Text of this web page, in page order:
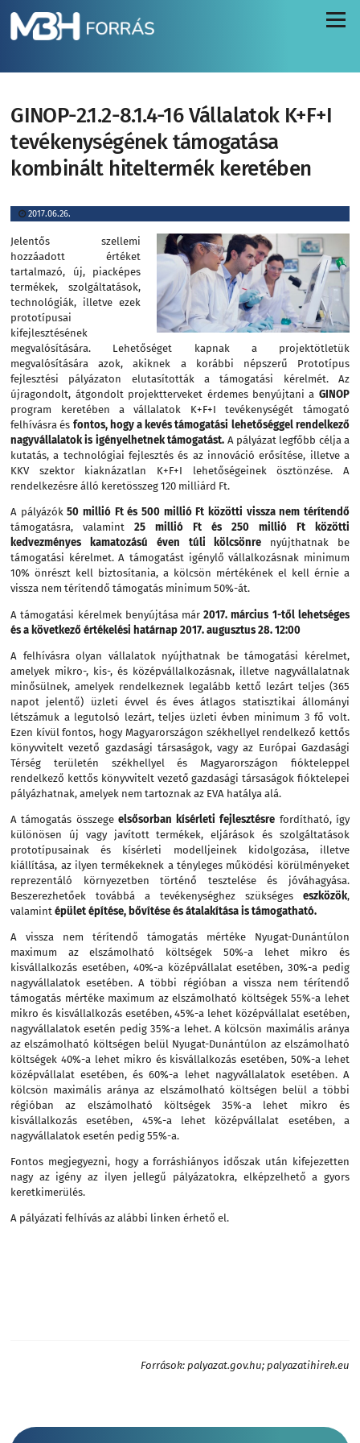
Menü
GINOP-2.1.2-8.1.4-16 Vállalatok K+F+I
tevékenységének támogatása
kombinált hiteltermék keretében
2017.06.26.
Jelentős szellemi
hozzáadott értéket
tartalmazó, új, piacképes
termékek, szolgáltatások,
technológiák, illetve ezek
prototípusai
kifejlesztésének
megvalósítására. Lehetőséget kapnak a projektötletük
megvalósítására azok, akiknek a korábbi népszerű Prototípus
fejlesztési pályázaton elutasították a támogatási kérelmét. Az
újragondolt, átgondolt projektterveket érdemes benyújtani a GINOP
program keretében a vállalatok K+F+I tevékenységét támogató
felhívásra és fontos, hogy a kevés támogatási lehetőséggel rendelkező
nagyvállalatok is igényelhetnek támogatást. A pályázat legfőbb célja a
kutatás, a technológiai fejlesztés és az innováció erősítése, illetve a
KKV szektor kiaknázatlan K+F+I lehetőségeinek ösztönzése. A
rendelkezésre álló keretösszeg 120 milliárd Ft.
A pályázók50 millió Ft és 500 millió Ft közötti vissza nem térítendő
támogatásra, valamint25 millió Ft és 250 millió Ft közötti
kedvezményes kamatozású éven túli kölcsönre nyújthatnak be
támogatási kérelmet. A támogatást igénylő vállalkozásnak minimum
10% önrészt kell biztosítania, a kölcsön mértékének el kell érnie a
vissza nem térítendő támogatás minimum 50%-át.
A támogatási kérelmek benyújtása már 2017. március 1-től lehetséges
és a következő értékelési határnap 2017. augusztus 28. 12:00
A felhívásra olyan vállalatok nyújthatnak be támogatási kérelmet,
amelyek mikro-, kis-, és középvállalkozásnak, illetve nagyvállalatnak
minősülnek, amelyek rendelkeznek legalább kettő lezárt teljes (365
napot jelentő) üzleti évvel és éves átlagos statisztikai állományi
létszámuk a legutolsó lezárt, teljes üzleti évben minimum 3 fő volt.
Ezen kívül fontos, hogy Magyarországon székhellyel rendelkező kettős
könyvvitelt vezető gazdasági társaságok, vagy az Európai Gazdasági
Térség területén székhellyel és Magyarországon fiókteleppel
rendelkező kettős könyvvitelt vezető gazdasági társaságok fióktelepei
pályázhatnak, amelyek nem tartoznak az EVA hatálya alá.
A támogatás összege elsősorban kísérleti fejlesztésre fordítható, így
különösen új vagy javított termékek, eljárások és szolgáltatások
prototípusainak és kísérleti modelljeinek kidolgozása, illetve
kiállítása, az ilyen termékeknek a tényleges működési körülményeket
reprezentáló környezetben történő tesztelése és jóváhagyása.
Beszerezhetőek továbbá a tevékenységhez szükséges eszközök,
valamintépület építése, bővítése és átalakítása is támogatható.
A vissza nem térítendő támogatás mértéke Nyugat-Dunántúlon
maximum az elszámolható költségek 50%-a lehet mikro és
kisvállalkozás esetében, 40%-a középvállalat esetében, 30%-a pedig
nagyvállalatok esetében. A többi régióban a vissza nem térítendő
támogatás mértéke maximum az elszámolható költségek 55%-a lehet
mikro és kisvállalkozás esetében, 45%-a lehet középvállalat esetében,
nagyvállalatok esetén pedig 35%-a lehet. A kölcsön maximális aránya
az elszámolható költségen belül Nyugat-Dunántúlon az elszámolható
költségek 40%-a lehet mikro és kisvállalkozás esetében, 50%-a lehet
középvállalat esetében, és 60%-a lehet nagyvállalatok esetében. A
kölcsön maximális aránya az elszámolható költségen belül a többi
régióban az elszámolható költségek 35%-a lehet mikro és
kisvállalkozás esetében, 45%-a lehet középvállalat esetében, a
nagyvállalatok esetén pedig 55%-a.
Fontos megjegyezni, hogy a forráshiányos időszak után kifejezetten
nagy az igény az ilyen jellegű pályázatokra, elképzelhető a gyors
keretkimerülés.
A pályázati felhívás azalábbi linken érhető el.
Források: palyazat.gov.hu; palyazatihirek.eu